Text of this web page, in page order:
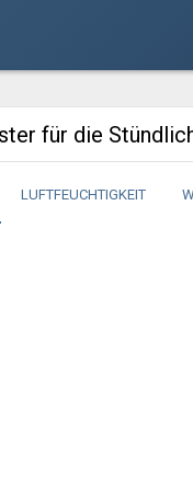
für die
LUFTFEUCHTIGKEIT